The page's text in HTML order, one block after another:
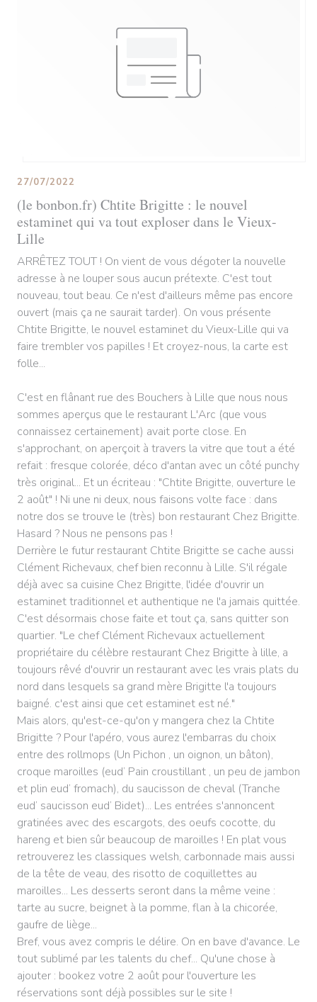
(le bonbon.fr) Chtite Brigitte : le nouvel
estaminet qui va tout exploser dans le Vieux-
Lille
27/07/2022
ARRÊTEZ TOUT ! On vient de vous dégoter la nouvelle
adresse à ne louper sous aucun prétexte. C'est tout
nouveau, tout beau. Ce n'est d'ailleurs même pas encore
ouvert (mais ça ne saurait tarder). On vous présente
Chtite Brigitte, le nouvel estaminet du Vieux-Lille qui va
faire trembler vos papilles ! Et croyez-nous, la carte est
folle...
C'est en flânant rue des Bouchers à Lille que nous nous
sommes aperçus que le restaurant L'Arc (que vous
connaissez certainement) avait porte close. En
s'approchant, on aperçoit à travers la vitre que tout a été
refait : fresque colorée, déco d'antan avec un côté punchy
très original... Et un écriteau : "Chtite Brigitte, ouverture le
2 août" ! Ni une ni deux, nous faisons volte face : dans
notre dos se trouve le (très) bon restaurant Chez Brigitte.
Hasard ? Nous ne pensons pas !
Derrière le futur restaurant Chtite Brigitte se cache aussi
Clément Richevaux, chef bien reconnu à Lille. S'il régale
déjà avec sa cuisine Chez Brigitte, l'idée d'ouvrir un
estaminet traditionnel et authentique ne l'a jamais quittée.
C'est désormais chose faite et tout ça, sans quitter son
quartier. "Le chef Clément Richevaux actuellement
propriétaire du célèbre restaurant Chez Brigitte à lille, a
toujours rêvé d'ouvrir un restaurant avec les vrais plats du
nord dans lesquels sa grand mère Brigitte l'a toujours
baigné. c'est ainsi que cet estaminet est né."
Mais alors, qu'est-ce-qu'on y mangera chez la Chtite
Brigitte ? Pour l'apéro, vous aurez l'embarras du choix
entre des rollmops (Un Pichon , un oignon, un bâton),
croque maroilles (eud’ Pain croustillant , un peu de jambon
et plin eud’ fromach), du saucisson de cheval (Tranche
eud’ saucisson eud’ Bidet)... Les entrées s'annoncent
gratinées avec des escargots, des oeufs cocotte, du
hareng et bien sûr beaucoup de maroilles ! En plat vous
retrouverez les classiques welsh, carbonnade mais aussi
de la tête de veau, des risotto de coquillettes au
maroilles... Les desserts seront dans la même veine :
tarte au sucre, beignet à la pomme, flan à la chicorée,
gaufre de liège...
Bref, vous avez compris le délire. On en bave d'avance. Le
tout sublimé par les talents du chef... Qu'une chose à
ajouter : bookez votre 2 août pour l'ouverture les
réservations sont déjà possibles sur le site !